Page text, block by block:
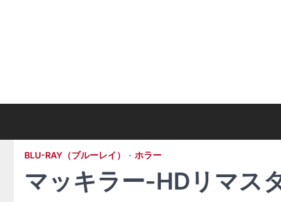
BLU-RAY（ブルーレイ） ホラー
マッキラー-HDリマス